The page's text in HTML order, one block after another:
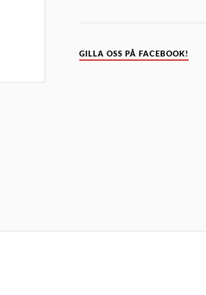
GILLA OSS PÅ FACEBOOK!